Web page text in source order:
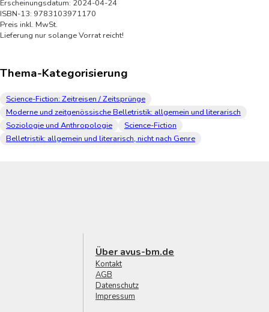
Erscheinungsdatum: 2024-04-24
ISBN-13: 9783103971170
Preis inkl. MwSt.
Lieferung nur solange Vorrat reicht!
Thema-Kategorisierung
Science-Fiction: Zeitreisen / Zeitsprünge
Moderne und zeitgenössische Belletristik: allgemein und literarisch
Soziologie und Anthropologie
Science-Fiction
Belletristik: allgemein und literarisch, nicht nach Genre
Über avus-bm.de
Kontakt
AGB
Datenschutz
Impressum